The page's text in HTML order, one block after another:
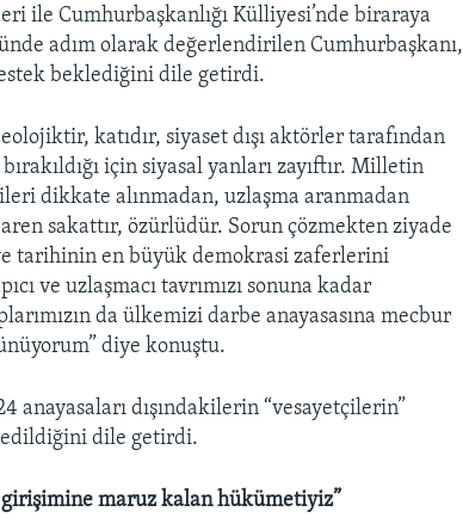
ile Cumhurbaşkanlığı Külliyesi’nde biraraya
adım olarak değerlendirilen Cumhurbaşkanı,
beklediğini dile getirdi.
katıdır, siyaset dışı aktörler tarafından
için siyasal yanları zayıftır. Milletin
dikkate alınmadan, uzlaşma aranmadan
sakattır, özürlüdür. Sorun çözmekten ziyade
tarihinin en büyük demokrasi zaferlerini
ve uzlaşmacı tavrımızı sonuna kadar
da ülkemizi darbe anayasasına mecbur
diye konuştu.
anayasaları dışındakilerin “vesayetçilerin”
dile getirdi.
maruz kalan hükümetiyiz”